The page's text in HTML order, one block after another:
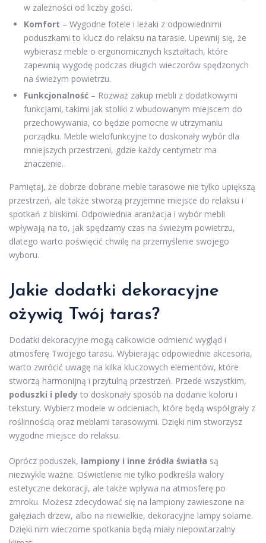
w zależności od liczby gości.
Komfort – Wygodne fotele i leżaki z odpowiednimi
poduszkami to klucz do relaksu na tarasie. Upewnij się, że
wybierasz meble o ergonomicznych kształtach, które
zapewnią wygodę podczas długich wieczorów spędzonych
na świeżym powietrzu.
Funkcjonalność – Rozważ zakup mebli z dodatkowymi
funkcjami, takimi jak stoliki z wbudowanym miejscem do
przechowywania, co będzie pomocne w utrzymaniu
porządku. Meble wielofunkcyjne to doskonały wybór dla
mniejszych przestrzeni, gdzie każdy centymetr ma
znaczenie.
Pamiętaj, że dobrze dobrane meble tarasowe nie tylko upiększą
przestrzeń, ale także stworzą przyjemne miejsce do relaksu i
spotkań z bliskimi. Odpowiednia aranżacja i wybór mebli
wpływają na to, jak spędzamy czas na świeżym powietrzu,
dlatego warto poświęcić chwilę na przemyślenie swojego
wyboru.
Jakie dodatki dekoracyjne
ożywią Twój taras?
Dodatki dekoracyjne mogą całkowicie odmienić wygląd i
atmosferę Twojego tarasu. Wybierając odpowiednie akcesoria,
warto zwrócić uwagę na kilka kluczowych elementów, które
stworzą harmonijną i przytulną przestrzeń. Przede wszystkim,
poduszki i pledy to doskonały sposób na dodanie koloru i
tekstury. Wybierz modele w odcieniach, które będą współgrały z
roślinnością oraz meblami tarasowymi. Dzięki nim stworzysz
wygodne miejsce do relaksu.
Oprócz poduszek, lampiony i inne źródła światła są
niezwykle ważne. Oświetlenie nie tylko podkreśla walory
estetyczne dekoracji, ale także wpływa na atmosferę po
zmroku. Możesz zdecydować się na lampiony zawieszone na
gałęziach drzew, albo na niewielkie, dekoracyjne lampy solarne.
Dzięki nim wieczorne spotkania będą miały niepowtarzalny